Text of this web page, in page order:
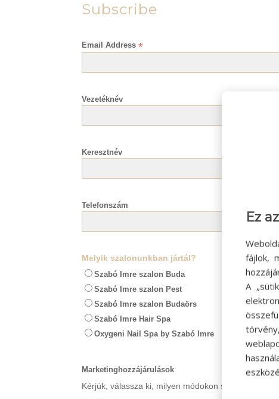
Subscribe
Email Address*
Vezetéknév
Keresztnév
Telefonszám
Melyik szalonunkban jártál?
Szabó Imre szalon Buda
Szabó Imre szalon Pest
Szabó Imre szalon Budaörs
Szabó Imre Hair Spa
Oxygeni Nail Spa by Szabó Imre
Marketinghozzájárulások
Kérjük, válassza ki, milyen módokon szeretne
Ez
fájlok,
A